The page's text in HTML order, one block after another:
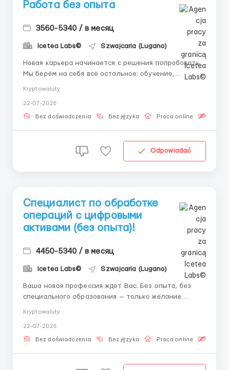
Работа без опыта
3560-5340 / в месяц
Icetea Labs© Szwajcaria (Lugano)
Новая карьера начинается с решения попробовать.
Мы берём на себя всё остальное: обучение,
Полностью удалённо Опыт: Без опыта
(оплачиваемая стажировка) Многие мечтают
Kryptowaluty
22-07-2026
Bez doświadczenia Bez języka Praca online
Odpowiadać
Специалист по обработке
операций с цифровыми
активами (без опыта)!
4450-5340 / в месяц
Icetea Labs© Szwajcaria (Lugano)
Ваша новая профессия ждёт Вас. Без опыта, без
специального образования — только желание
стирает границы между странами и создает новые
стандарты работы. Быть специалистом в этой
Kryptowaluty
22-07-2026
Bez doświadczenia Bez języka Praca online